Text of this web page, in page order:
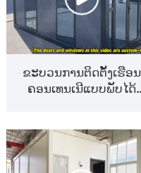
ຂະບວນການຕິດຕັ້ງເຮືອນ
ຄອນເທນເນີແບບພັບໄດ້